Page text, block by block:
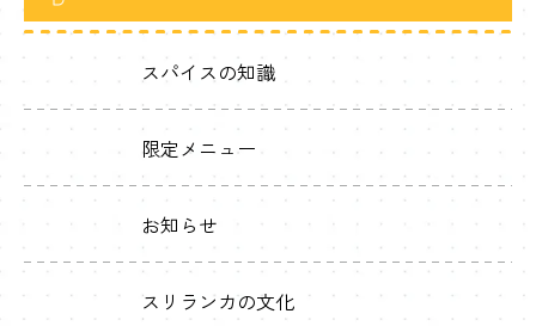
スパイスの知識
限定メニュー
お知らせ
スリランカの文化